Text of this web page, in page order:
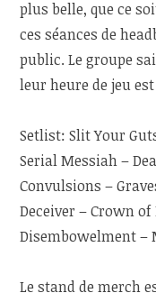
plus belle, que ce
ces séances de
public. Le groupe
leur heure de jeu
Setlist: Slit Your
Serial Messiah –
Convulsions –
Deceiver – Crown
Disembowelment –
Le stand de merch